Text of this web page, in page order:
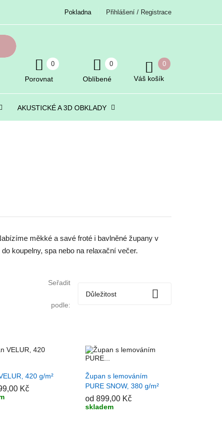
Přihlášení / Registrace
Pokladna
0
Váš košík
0
Oblíbené
0
Porovnat
AKUSTICKÉ A 3D OBKLADY
měkké a savé froté i bavlněné župany v
koupelny, spa nebo na relaxační večer.
Seřadit
podle:
Důležitost 
DO KOŠÍKU
420 g/m²
Kč
+ PŘIDAT DO KOŠÍKU
Župan s lemováním
PURE SNOW, 380 g/m²
od 899,00 Kč
skladem